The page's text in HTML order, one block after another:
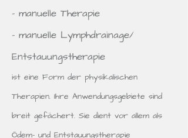
- manuelle Therapie
- manuelle Lymphdrainage/
Entstauungstherapie
ist eine Form der physikalischen
Therapien. Ihre Anwendungsgebiete sind
breit gefächert. Sie dient vor allem als
Ödem- und Entstauungstherapie